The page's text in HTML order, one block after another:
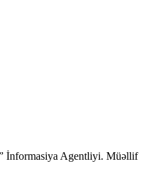
İnformasiya Agentliyi. Müəllif